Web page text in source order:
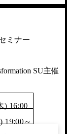
ミナー
SU主催
) 16:00
19:00～